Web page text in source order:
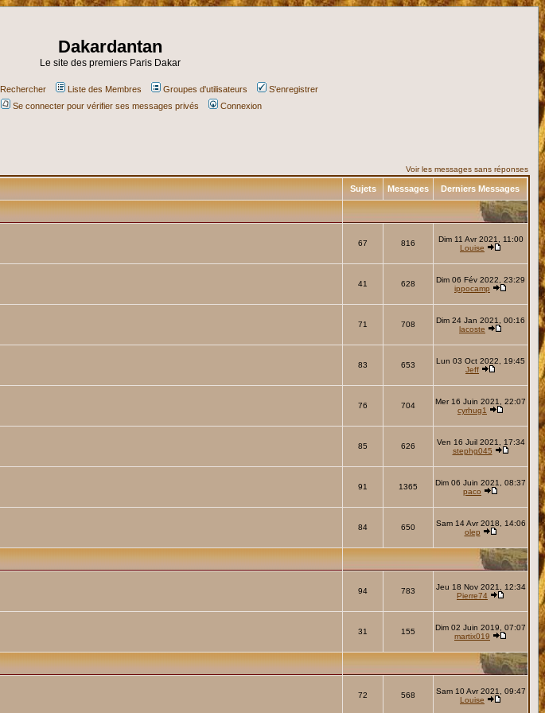
Dakardantan
Le site des premiers Paris Dakar
Rechercher Liste des Membres Groupes d'utilisateurs
S'enregistrer
Se connecter pour vérifier ses messages privés Connexion
Voir les messages sans réponses
Sujets Messages Derniers Messages
67 816
Dim 11 Avr 2021, 11:00
Louise
41 628
Dim 06 Fév 2022, 23:29
ippocamp
71 708
Dim 24 Jan 2021, 00:16
lacoste
83 653
Lun 03 Oct 2022, 19:45
Jeff
76 704
Mer 16 Juin 2021, 22:07
cyrhug1
85 626
Ven 16 Juil 2021, 17:34
stephg045
91 1365
Dim 06 Juin 2021, 08:37
paco
84 650
Sam 14 Avr 2018, 14:06
olep
94 783
Jeu 18 Nov 2021, 12:34
Pierre74
31 155
Dim 02 Juin 2019, 07:07
martix019
72 568
Sam 10 Avr 2021, 09:47
Louise